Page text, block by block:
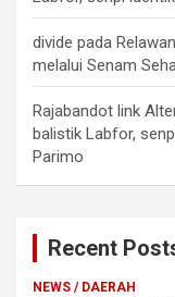
divide pada
melalui Senam
Rajabandot link
balistik Labfor,
Parimo
Recent
NEWS / DAERAH